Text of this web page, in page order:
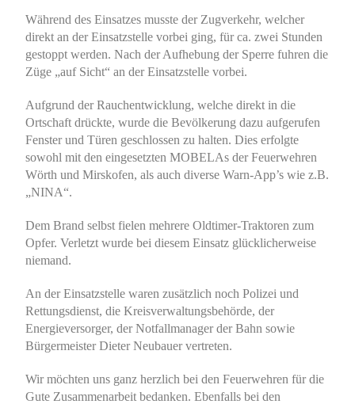
Während des Einsatzes musste der Zugverkehr, welcher
direkt an der Einsatzstelle vorbei ging, für ca. zwei Stunden
gestoppt werden. Nach der Aufhebung der Sperre fuhren die
Züge „auf Sicht“ an der Einsatzstelle vorbei.
Aufgrund der Rauchentwicklung, welche direkt in die
Ortschaft drückte, wurde die Bevölkerung dazu aufgerufen
Fenster und Türen geschlossen zu halten. Dies erfolgte
sowohl mit den eingesetzten MOBELAs der Feuerwehren
Wörth und Mirskofen, als auch diverse Warn-App’s wie z.B.
„NINA“.
Dem Brand selbst fielen mehrere Oldtimer-Traktoren zum
Opfer. Verletzt wurde bei diesem Einsatz glücklicherweise
niemand.
An der Einsatzstelle waren zusätzlich noch Polizei und
Rettungsdienst, die Kreisverwaltungsbehörde, der
Energieversorger, der Notfallmanager der Bahn sowie
Bürgermeister Dieter Neubauer vertreten.
Wir möchten uns ganz herzlich bei den Feuerwehren für die
Gute Zusammenarbeit bedanken. Ebenfalls bei den